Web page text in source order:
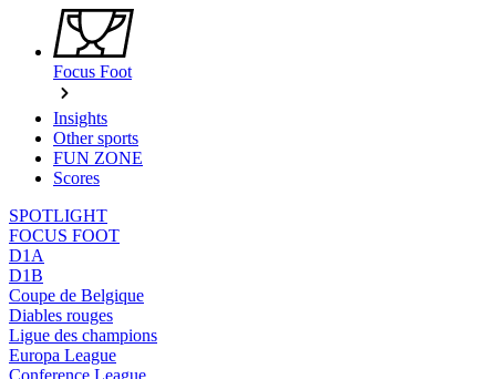
Focus Foot
Insights
Other sports
FUN ZONE
Scores
SPOTLIGHT
FOCUS FOOT
D1A
D1B
Coupe de Belgique
Diables rouges
Ligue des champions
Europa League
Conference League